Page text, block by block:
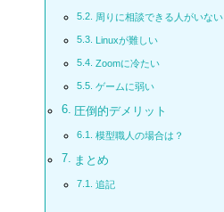
周りに相談できる人がいない
Linuxが難しい
Zoomに冷たい
ゲームに弱い
圧倒的デメリット
模型職人の場合は？
まとめ
追記